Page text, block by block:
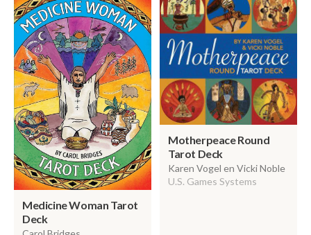
Medicine Woman Tarot
Deck
Motherpeace Round
Tarot Deck
Karen Vogel en Vicki Noble
U.S. Games Systems